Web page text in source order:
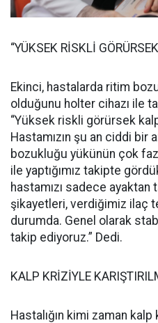
“YÜKSEK RİSKLİ
Ekinci, hastalarda ritim
olduğunu holter cihazı ile
“Yüksek riskli görürsek
Hastamızın şu an ciddi bir
bozukluğu yükünün çok
ile yaptığımız takipte
hastamızı sadece ayaktan
şikayetleri, verdiğimiz ilaç
durumda. Genel olarak
takip ediyoruz.” Dedi.
KALP KRİZİYLE
Hastalığın kimi zaman